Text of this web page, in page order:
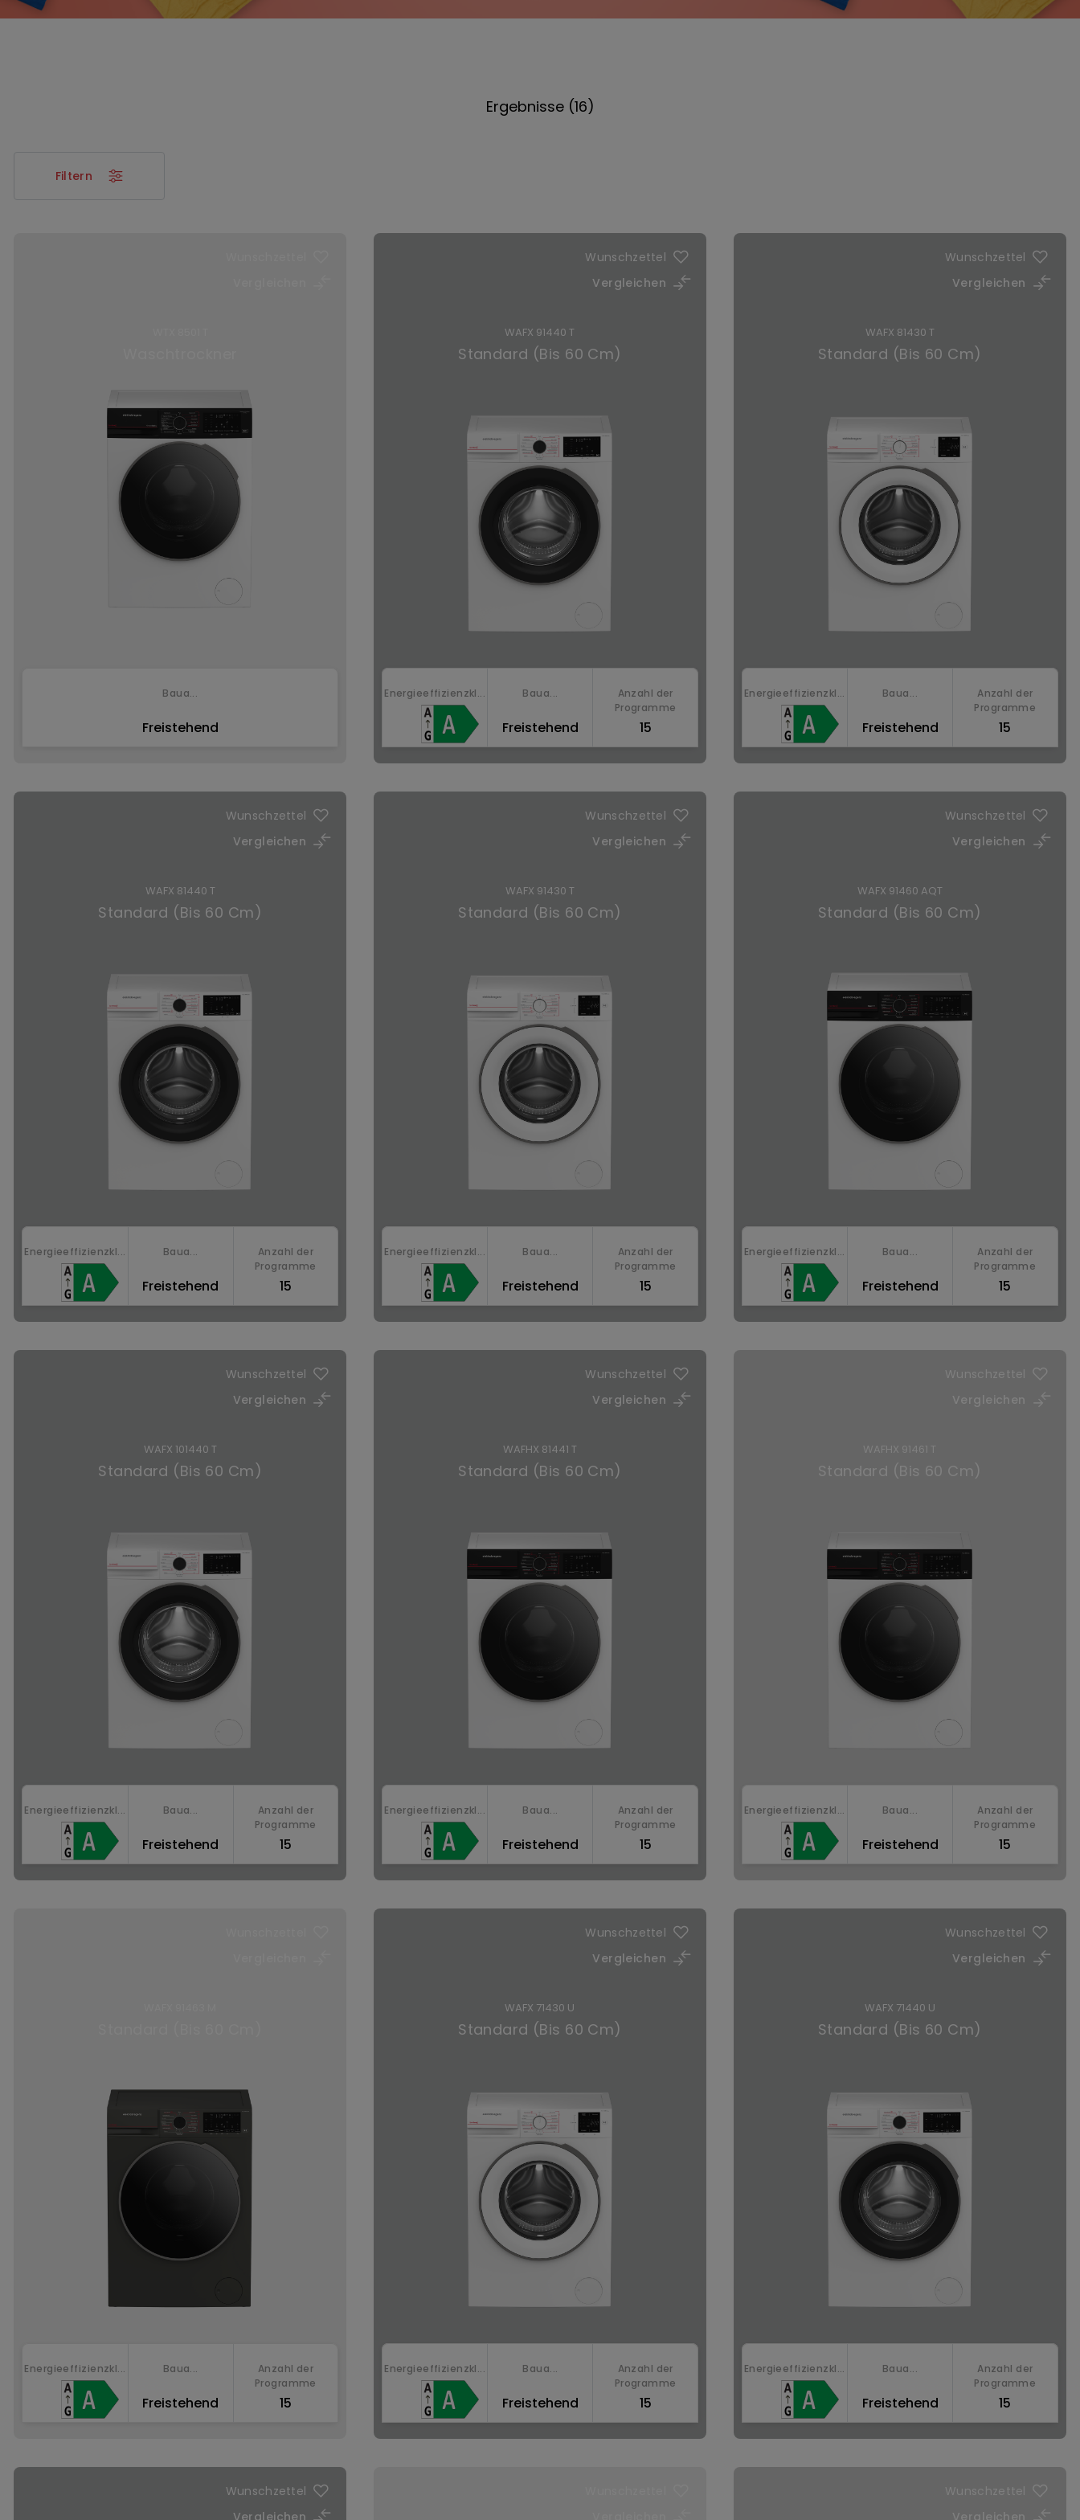
Ergebnisse (16)
Filtern
Baua...
Freistehend
Wunschzettel
Vergleichen
WAFX 91440 T
Standard (Bis 60 Cm)
Energieeffizienzkl... Baua...
Freistehend
Anzahl der
Programme
15
Wunschzettel
Vergleichen
WAFX 81430 T
Standard (Bis 60 Cm)
Energieeffizienzkl... Baua...
Freistehend
Anzahl der
Programme
15
Wunschzettel
Vergleichen
WAFX 81440 T
Standard (Bis 60 Cm)
Energieeffizienzkl... Baua...
Freistehend
Anzahl der
Programme
15
Wunschzettel
Vergleichen
WAFX 91430 T
Standard (Bis 60 Cm)
Energieeffizienzkl... Baua...
Freistehend
Anzahl der
Programme
15
Wunschzettel
Vergleichen
WAFX 91460 AQT
Standard (Bis 60 Cm)
Energieeffizienzkl... Baua...
Freistehend
Anzahl der
Programme
15
Wunschzettel
Vergleichen
WAFX 101440 T
Standard (Bis 60 Cm)
Energieeffizienzkl... Baua...
Freistehend
Anzahl der
Programme
15
Wunschzettel
Vergleichen
WAFHX 81441 T
Standard (Bis 60 Cm)
Energieeffizienzkl... Baua...
Freistehend
Anzahl der
Programme
15
Wunschzettel
Vergleichen
WAFHX 91461 T
Standard (Bis 60 Cm)
Energieeffizienzkl... Baua...
Freistehend
Anzahl der
Programme
15
Energieeffizienzkl... Baua...
Freistehend
Anzahl der
Programme
15
Wunschzettel
Vergleichen
WAFX 71430 U
Standard (Bis 60 Cm)
Energieeffizienzkl... Baua...
Freistehend
Anzahl der
Programme
15
Wunschzettel
Vergleichen
WAFX 71440 U
Standard (Bis 60 Cm)
Energieeffizienzkl... Baua...
Freistehend
Anzahl der
Programme
15
Wunschzettel
Vergleichen
Wunschzettel
Vergleichen